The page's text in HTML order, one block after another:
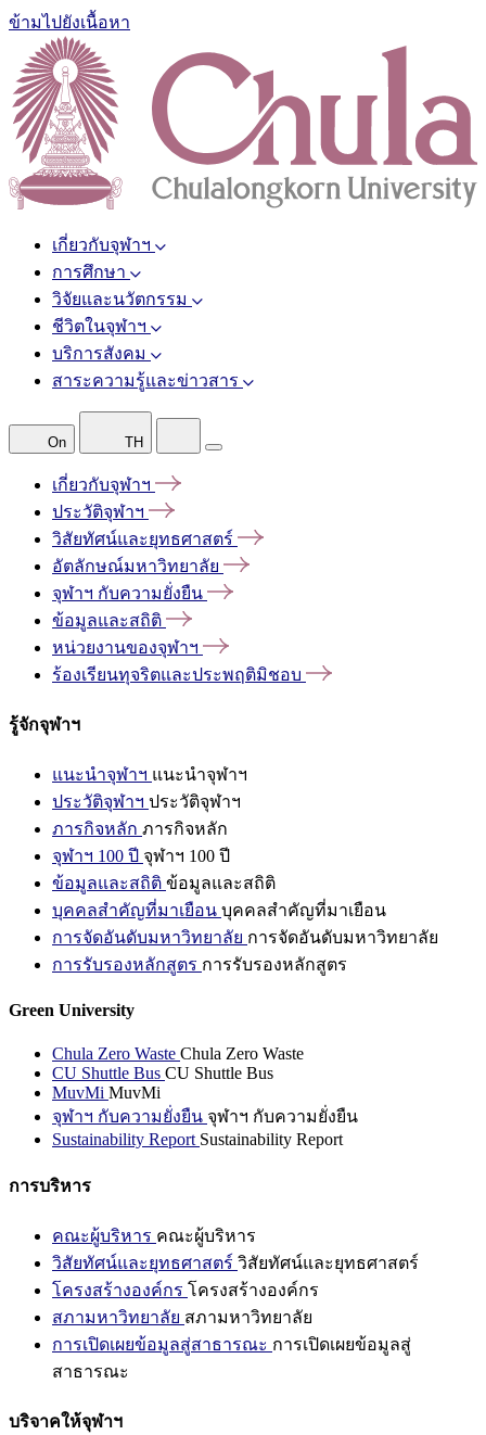
ข้ามไปยังเนื้อหา
เกี่ยวกับจุฬาฯ
การศึกษา
วิจัยและนวัตกรรม
ชีวิตในจุฬาฯ
บริการสังคม
สาระความรู้และข่าวสาร
On TH
เกี่ยวกับจุฬาฯ
ประวัติจุฬาฯ
วิสัยทัศน์และยุทธศาสตร์
อัตลักษณ์มหาวิทยาลัย
จุฬาฯ กับความยั่งยืน
ข้อมูลและสถิติ
หน่วยงานของจุฬาฯ
ร้องเรียนทุจริตและประพฤติมิชอบ
รู้จักจุฬาฯ
แนะนำจุฬาฯ แนะนำจุฬาฯ
ประวัติจุฬาฯ ประวัติจุฬาฯ
ภารกิจหลัก ภารกิจหลัก
จุฬาฯ 100 ปี จุฬาฯ 100 ปี
ข้อมูลและสถิติ ข้อมูลและสถิติ
บุคคลสำคัญที่มาเยือน บุคคลสำคัญที่มาเยือน
การจัดอันดับมหาวิทยาลัย การจัดอันดับมหาวิทยาลัย
การรับรองหลักสูตร การรับรองหลักสูตร
Green University
Chula Zero Waste Chula Zero Waste
CU Shuttle Bus CU Shuttle Bus
MuvMi MuvMi
จุฬาฯ กับความยั่งยืน จุฬาฯ กับความยั่งยืน
Sustainability Report Sustainability Report
การบริหาร
คณะผู้บริหาร คณะผู้บริหาร
วิสัยทัศน์และยุทธศาสตร์ วิสัยทัศน์และยุทธศาสตร์
โครงสร้างองค์กร โครงสร้างองค์กร
สภามหาวิทยาลัย สภามหาวิทยาลัย
การเปิดเผยข้อมูลสู่สาธารณะ การเปิดเผยข้อมูลสู่
สาธารณะ
บริจาคให้จุฬาฯ